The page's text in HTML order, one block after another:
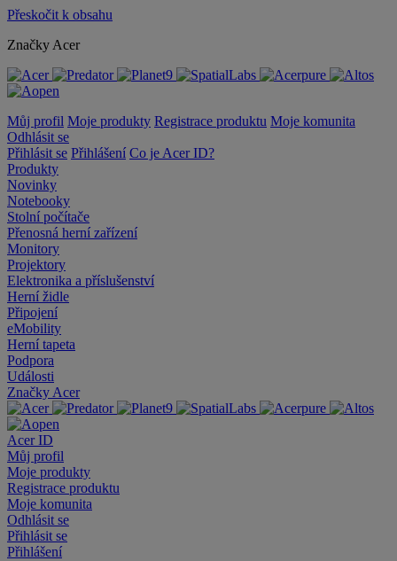
Přeskočit k obsahu
Značky Acer
Můj profil Moje produkty Registrace produktu Moje komunita
Odhlásit se
Přihlásit se Přihlášení Co je Acer ID?
Produkty
Novinky
Notebooky
Stolní počítače
Přenosná herní zařízení
Monitory
Projektory
Elektronika a příslušenství
Herní židle
Připojení
eMobility
Herní tapeta
Podpora
Události
Značky Acer
Acer ID
Můj profil
Moje produkty
Registrace produktu
Moje komunita
Odhlásit se
Přihlásit se
Přihlášení